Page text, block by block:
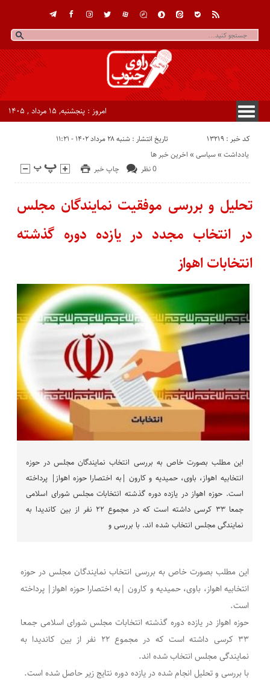
امروز : پنجشنبه, ۱۵ مرداد , ۱۴۰۵
کد خبر : 13219 تاریخ انتشار : شنبه ۲۸ مرداد ۱۴۰۲ - ۱۱:۲۱
چاپ خبر 0 نظر
اخرین خبر ها « سیاسی« یادداشت
تحلیل و بررسی موفقیت نمایندگان مجلس
در انتخاب مجدد در یازده دوره گذشته
انتخابات اهواز
این مطلب بصورت خاص به بررسی انتخاب نمایندگان مجلس در حوزه
انتخابیه اهواز، باوی، حمیدیه و کارون |به اختصارا حوزه اهواز| پرداخته
است. حوزه اهواز در یازده دوره گذشته انتخابات مجلس شورای اسلامی
جمعا ۳۳ کرسی داشته است که در مجموع ۲۲ نفر از بین کاندیدا به
نمایندگی مجلس انتخاب شده اند. با بررسی و
این مطلب بصورت خاص به بررسی انتخاب نمایندگان مجلس در حوزه
انتخابیه اهواز، باوی، حمیدیه و کارون |به اختصارا حوزه اهواز| پرداخته
است.
حوزه اهواز در یازده دوره گذشته انتخابات مجلس شورای اسلامی جمعا
۳۳ کرسی داشته است که در مجموع ۲۲ نفر از بین کاندیدا به
نمایندگی مجلس انتخاب شده اند.
با بررسی و تحلیل انجام شده در یازده دوره نتایج زیر حاصل شده است.